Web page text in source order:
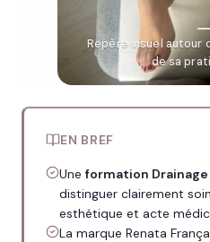
Repère visuel autour
de sa
EN BREF
Une formation Drainage
distinguer clairement
esthétique et acte
La marque Renata